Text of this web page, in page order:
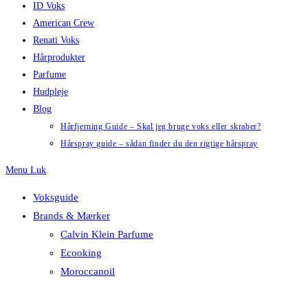
ID Voks
American Crew
Renati Voks
Hårprodukter
Parfume
Hudpleje
Blog
Hårfjerning Guide – Skal jeg bruge voks eller skraber?
Hårspray guide – sådan finder du den rigtige hårspray
Menu Luk
Voksguide
Brands & Mærker
Calvin Klein Parfume
Ecooking
Moroccanoil